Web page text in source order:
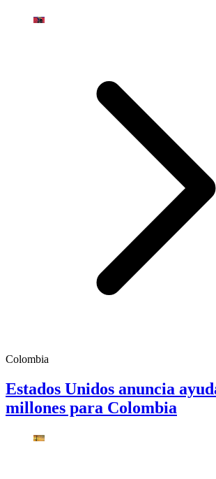
Colombia
Estados Unidos anuncia
millones para Colombia